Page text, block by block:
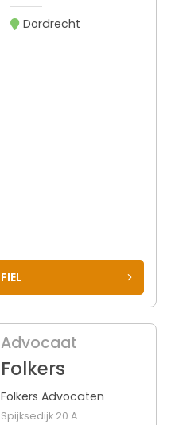
Dordrecht
Advocaat
Folkers
Folkers Advocaten
Spijksedijk 20 A